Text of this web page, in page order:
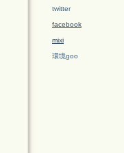
twitter
facebook
mixi
環境goo